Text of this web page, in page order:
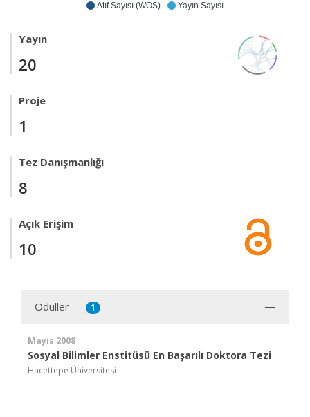
Atıf Sayısı (WOS) Yayın Sayısı
Yayın
20
Proje
1
Tez Danışmanlığı
8
Açık Erişim
10
Ödüller 1
Mayıs 2008
Sosyal Bilimler Enstitüsü En Başarılı Doktora Tezi
Hacettepe Üniversitesi